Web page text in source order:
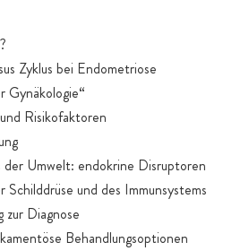
Zyklus bei Endometriose
Gynäkologie“
Risikofaktoren
Umwelt: endokrine Disruptoren
und des Immunsystems
Diagnose
Behandlungsoptionen